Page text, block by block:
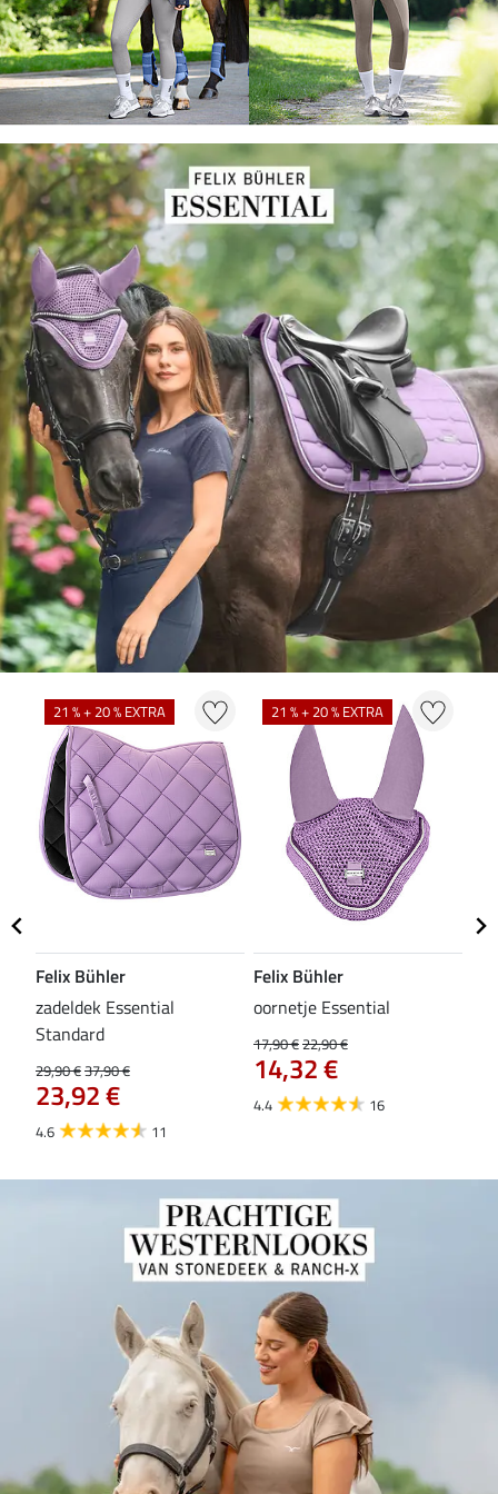
21 % + 20 % EXTRA
Felix Bühler
zadeldek Essential
Standard
29,90 €37,90 €
23,92 €
4.6 11
21 % + 20 % EXTRA
Felix Bühler
oornetje Essential
17,90 €22,90 €
14,32 €
4.4 16